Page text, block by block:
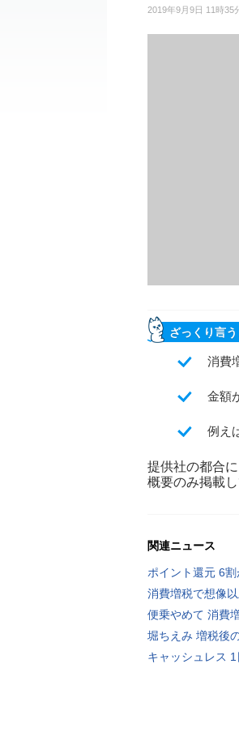
2019年9月9日 11時35
ざっくり言う
消費
金額
例え
提供社の都合
概要のみ掲載し
関連ニュース
ポイント還元 6
消費増税で想像
便乗やめて 消費
堀ちえみ 増税後
キャッシュレス